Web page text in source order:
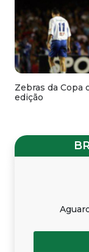
Zebras da Copa
edição